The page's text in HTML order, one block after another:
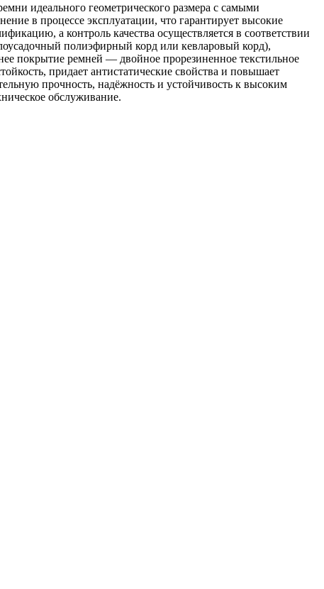
идеального геометрического размера с самыми
в процессе эксплуатации, что гарантирует высокие
а контроль качества осуществляется в соответствии
полиэфирный корд или кевларовый корд),
покрытие ремней — двойное прорезиненное текстильное
придает антистатические свойства и повышает
прочность, надёжность и устойчивость к высоким
обслуживание.